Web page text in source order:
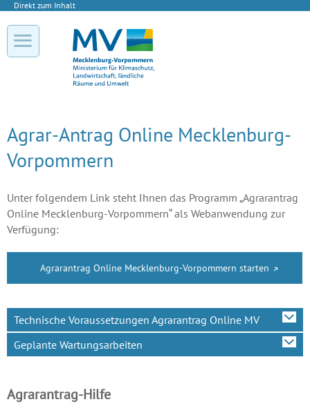
Direkt zum Inhalt
Agrar-Antrag Online Mecklenburg-
Vorpommern
Unter folgendem Link steht Ihnen das Programm „Agrarantrag
Online Mecklenburg-Vorpommern“ als Webanwendung zur
Verfügung:
Agrarantrag Online Mecklenburg-Vorpommern starten
Technische Voraussetzungen Agrarantrag Online MV
Geplante Wartungsarbeiten
Agrarantrag-Hilfe